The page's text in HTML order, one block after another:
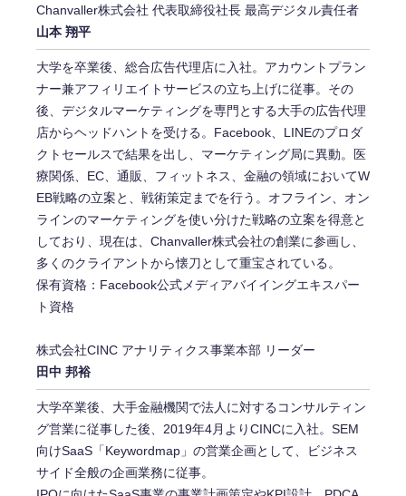
Chanvaller株式会社 代表取締役社長 最高デジタル責任者
山本 翔平
大学を卒業後、総合広告代理店に入社。アカウントプラン
ナー兼アフィリエイトサービスの立ち上げに従事。その
後、デジタルマーケティングを専門とする大手の広告代理
店からヘッドハントを受ける。Facebook、LINEのプロダ
クトセールスで結果を出し、マーケティング局に異動。医
療関係、EC、通販、フィットネス、金融の領域においてW
EB戦略の立案と、戦術策定までを行う。オフライン、オン
ラインのマーケティングを使い分けた戦略の立案を得意と
しており、現在は、Chanvaller株式会社の創業に参画し、
多くのクライアントから懐刀として重宝されている。
保有資格：Facebook公式メディアバイイングエキスパー
ト資格
株式会社CINC アナリティクス事業本部 リーダー
田中 邦裕
大学卒業後、大手金融機関で法人に対するコンサルティン
グ営業に従事した後、2019年4月よりCINCに入社。SEM
向けSaaS「Keywordmap」の営業企画として、ビジネス
サイド全般の企画業務に従事。